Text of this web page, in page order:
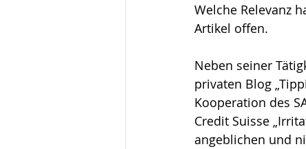
Welche Relevanz
Artikel offen.
Neben seiner
privaten Blog
Kooperation des
Credit Suisse
angeblichen und